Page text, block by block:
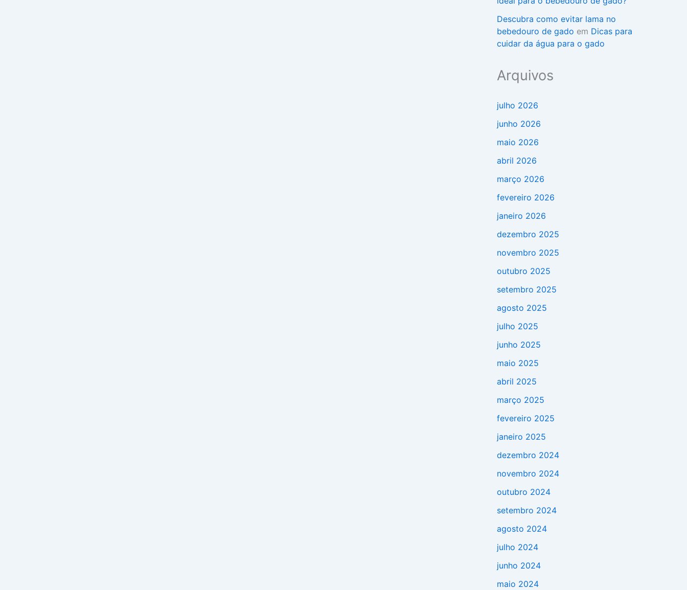
Descubra como evitar lama no
bebedouro de gado em Dicas para
cuidar da água para o gado
Arquivos
julho 2026
junho 2026
maio 2026
abril 2026
março 2026
fevereiro 2026
janeiro 2026
dezembro 2025
novembro 2025
outubro 2025
setembro 2025
agosto 2025
julho 2025
junho 2025
maio 2025
abril 2025
março 2025
fevereiro 2025
janeiro 2025
dezembro 2024
novembro 2024
outubro 2024
setembro 2024
agosto 2024
julho 2024
junho 2024
maio 2024